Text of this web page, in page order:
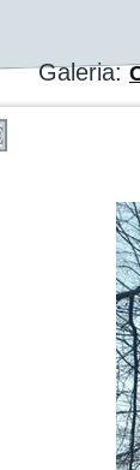
Galeria: